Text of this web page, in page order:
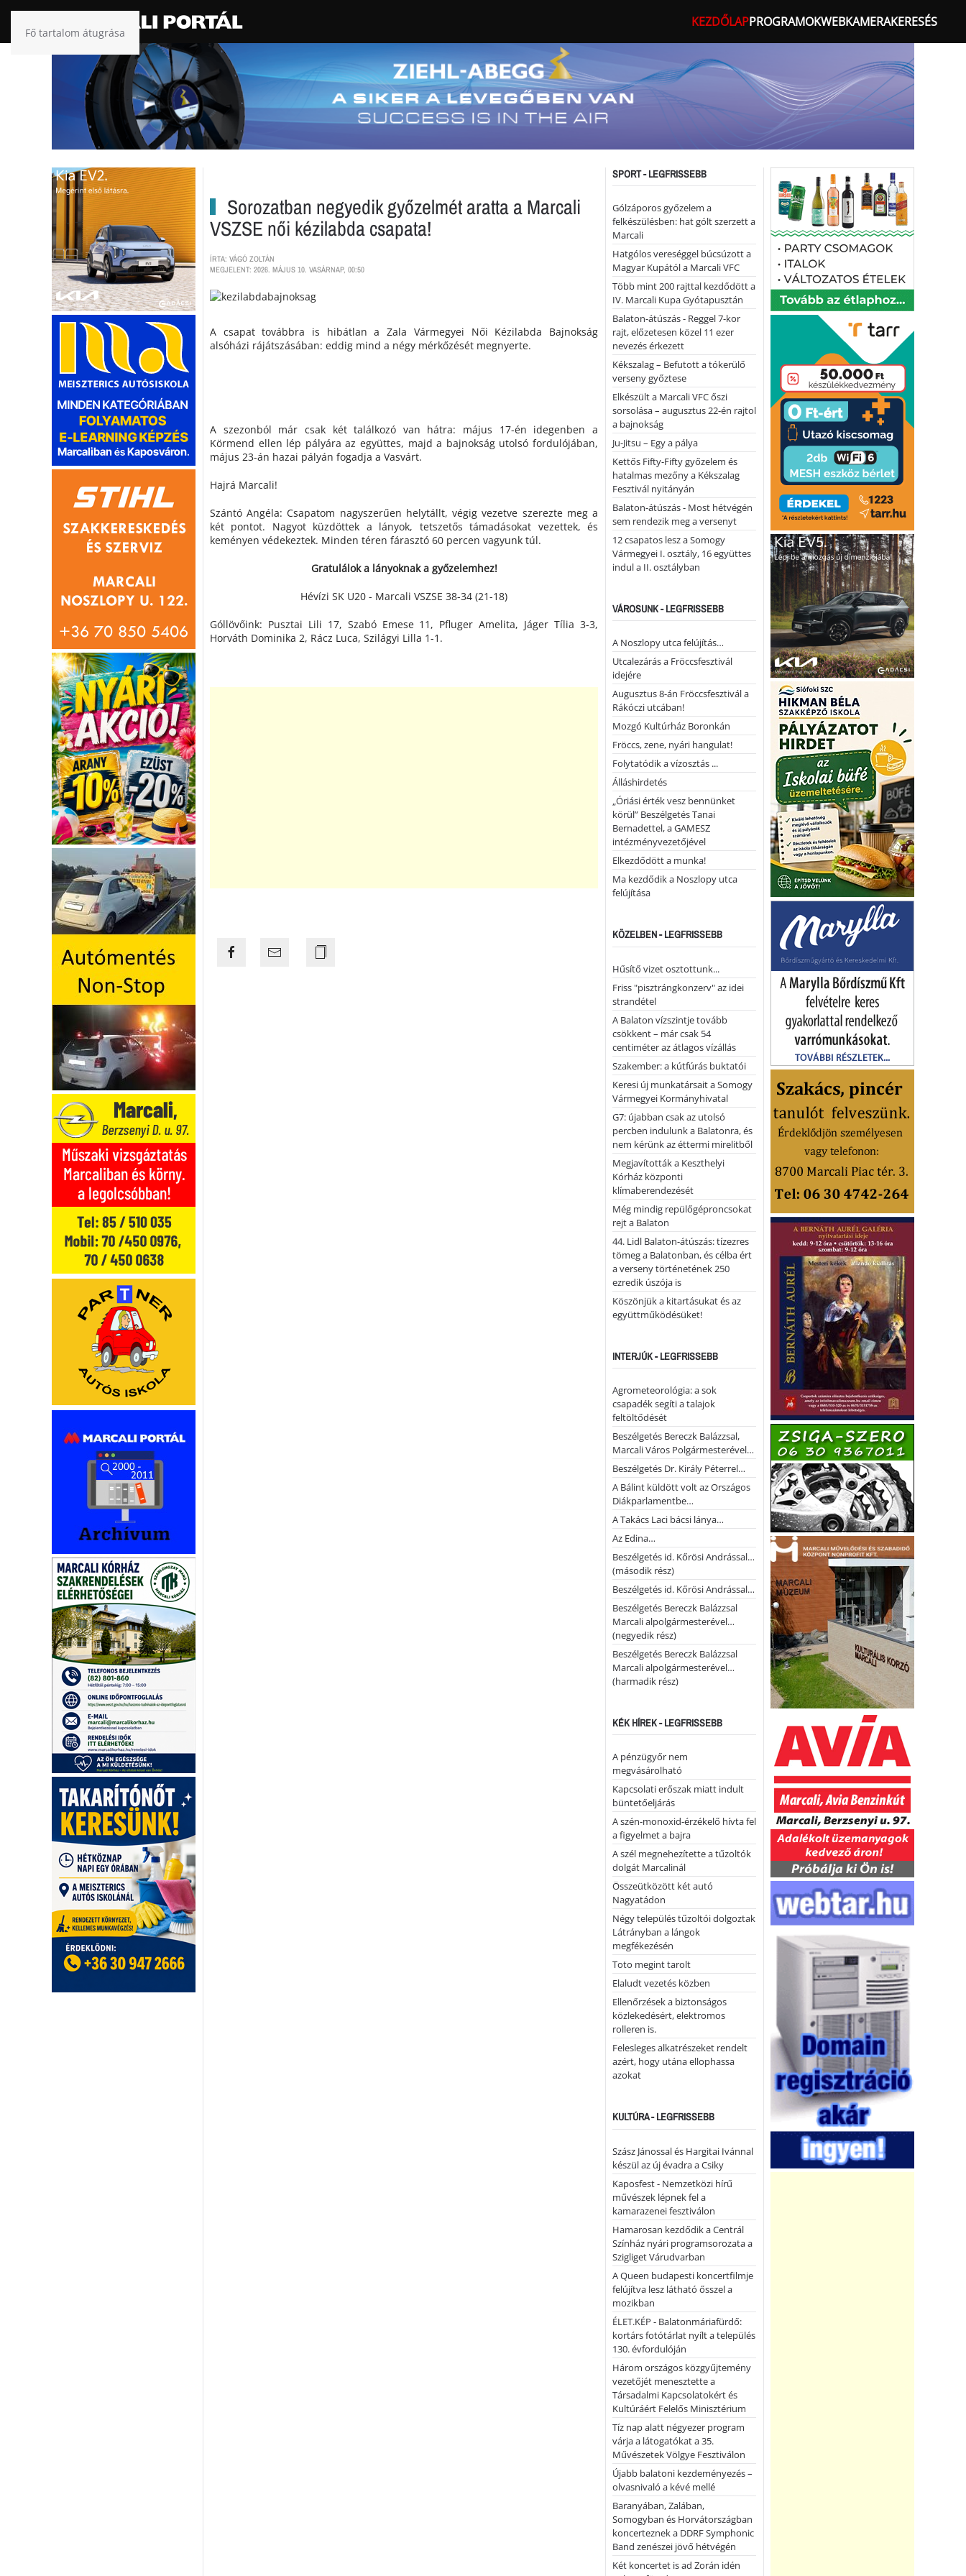
Fő tartalom átugrása
KEZDŐLAPPROGRAMOKWEBKAMERAKERESÉS
Sorozatban negyedik győzelmét aratta a Marcali
VSZSE női kézilabda csapata!
ÍRTA: VÁGÓ ZOLTÁN
MEGJELENT: 2026. MÁJUS 10. VASÁRNAP, 00:50
A csapat továbbra is hibátlan a Zala Vármegyei Női Kézilabda Bajnokság
alsóházi rájátszásában: eddig mind a négy mérkőzését megnyerte.
A szezonból már csak két találkozó van hátra: május 17-én idegenben a
Körmend ellen lép pályára az együttes, majd a bajnokság utolsó fordulójában,
május 23-án hazai pályán fogadja a Vasvárt.
Hajrá Marcali!
Szántó Angéla: Csapatom nagyszerűen helytállt, végig vezetve szerezte meg a
két pontot. Nagyot küzdöttek a lányok, tetszetős támadásokat vezettek, és
keményen védekeztek. Minden téren fárasztó 60 percen vagyunk túl.
Gratulálok a lányoknak a győzelemhez!
Hévízi SK U20 - Marcali VSZSE 38-34 (21-18)
Góllövőink: Pusztai Lili 17, Szabó Emese 11, Pfluger Amelita, Jáger Tília 3-3,
Horváth Dominika 2, Rácz Luca, Szilágyi Lilla 1-1.
SPORT - LEGFRISSEBB
Gólzáporos győzelem a
felkészülésben: hat gólt szerzett a
Marcali
Hatgólos vereséggel búcsúzott a
Magyar Kupától a Marcali VFC
Több mint 200 rajttal kezdődött a
IV. Marcali Kupa Gyótapusztán
Balaton-átúszás - Reggel 7-kor
rajt, előzetesen közel 11 ezer
nevezés érkezett
Kékszalag – Befutott a tókerülő
verseny győztese
Elkészült a Marcali VFC őszi
sorsolása – augusztus 22-én rajtol
a bajnokság
Ju-Jitsu – Egy a pálya
Kettős Fifty-Fifty győzelem és
hatalmas mezőny a Kékszalag
Fesztivál nyitányán
Balaton-átúszás - Most hétvégén
sem rendezik meg a versenyt
12 csapatos lesz a Somogy
Vármegyei I. osztály, 16 együttes
indul a II. osztályban
VÁROSUNK - LEGFRISSEBB
A Noszlopy utca felújítás…
Utcalezárás a Fröccsfesztivál
idejére
Augusztus 8-án Fröccsfesztivál a
Rákóczi utcában!
Mozgó Kultúrház Boronkán
Fröccs, zene, nyári hangulat!
Folytatódik a vízosztás ...
Álláshirdetés
„Óriási érték vesz bennünket
körül” Beszélgetés Tanai
Bernadettel, a GAMESZ
intézményvezetőjével
Elkezdődött a munka!
Ma kezdődik a Noszlopy utca
felújítása
KÖZELBEN - LEGFRISSEBB
Hűsítő vizet osztottunk...
Friss "pisztrángkonzerv" az idei
strandétel
A Balaton vízszintje tovább
csökkent – már csak 54
centiméter az átlagos vízállás
Szakember: a kútfúrás buktatói
Keresi új munkatársait a Somogy
Vármegyei Kormányhivatal
G7: újabban csak az utolsó
percben indulunk a Balatonra, és
nem kérünk az éttermi mirelitből
Megjavították a Keszthelyi
Kórház központi
klímaberendezését
Még mindig repülőgéproncsokat
rejt a Balaton
44. Lidl Balaton-átúszás: tízezres
tömeg a Balatonban, és célba ért
a verseny történetének 250
ezredik úszója is
Köszönjük a kitartásukat és az
együttműködésüket!
INTERJÚK - LEGFRISSEBB
Agrometeorológia: a sok
csapadék segíti a talajok
feltöltődését
Beszélgetés Bereczk Balázzsal,
Marcali Város Polgármesterével…
Beszélgetés Dr. Király Péterrel…
A Bálint küldött volt az Országos
Diákparlamentbe…
A Takács Laci bácsi lánya…
Az Edina…
Beszélgetés id. Kőrösi Andrással…
(második rész)
Beszélgetés id. Kőrösi Andrással…
Beszélgetés Bereczk Balázzsal
Marcali alpolgármesterével…
(negyedik rész)
Beszélgetés Bereczk Balázzsal
Marcali alpolgármesterével…
(harmadik rész)
KÉK HÍREK - LEGFRISSEBB
A pénzügyőr nem
megvásárolható
Kapcsolati erőszak miatt indult
büntetőeljárás
A szén-monoxid-érzékelő hívta fel
a figyelmet a bajra
A szél megnehezítette a tűzoltók
dolgát Marcalinál
Összeütközött két autó
Nagyatádon
Négy település tűzoltói dolgoztak
Látrányban a lángok
megfékezésén
Toto megint tarolt
Elaludt vezetés közben
Ellenőrzések a biztonságos
közlekedésért, elektromos
rolleren is.
Felesleges alkatrészeket rendelt
azért, hogy utána ellophassa
azokat
KULTÚRA - LEGFRISSEBB
Szász Jánossal és Hargitai Ivánnal
készül az új évadra a Csiky
Kaposfest - Nemzetközi hírű
művészek lépnek fel a
kamarazenei fesztiválon
Hamarosan kezdődik a Centrál
Színház nyári programsorozata a
Szigliget Várudvarban
A Queen budapesti koncertfilmje
felújítva lesz látható ősszel a
mozikban
ÉLET.KÉP - Balatonmáriafürdő:
kortárs fotótárlat nyílt a település
130. évfordulóján
Három országos közgyűjtemény
vezetőjét menesztette a
Társadalmi Kapcsolatokért és
Kultúráért Felelős Minisztérium
Tíz nap alatt négyezer program
várja a látogatókat a 35.
Művészetek Völgye Fesztiválon
Újabb balatoni kezdeményezés –
olvasnivaló a kévé mellé
Baranyában, Zalában,
Somogyban és Horvátországban
koncerteznek a DDRF Symphonic
Band zenészei jövő hétvégén
Két koncertet is ad Zorán idén